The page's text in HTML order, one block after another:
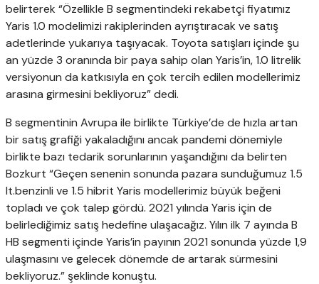
belirterek “Özellikle B segmentindeki rekabetçi fiyatımız
Yaris 1.0 modelimizi rakiplerinden ayrıştıracak ve satış
adetlerinde yukarıya taşıyacak. Toyota satışları içinde şu
an yüzde 3 oranında bir paya sahip olan Yaris’in, 1.0 litrelik
versiyonun da katkısıyla en çok tercih edilen modellerimiz
arasına girmesini bekliyoruz” dedi.
B segmentinin Avrupa ile birlikte Türkiye’de de hızla artan
bir satış grafiği yakaladığını ancak pandemi dönemiyle
birlikte bazı tedarik sorunlarının yaşandığını da belirten
Bozkurt “Geçen senenin sonunda pazara sunduğumuz 1.5
lt.benzinli ve 1.5 hibrit Yaris modellerimiz büyük beğeni
topladı ve çok talep gördü. 2021 yılında Yaris için de
belirlediğimiz satış hedefine ulaşacağız. Yılın ilk 7 ayında B
HB segmenti içinde Yaris’in payının 2021 sonunda yüzde 1,9
ulaşmasını ve gelecek dönemde de artarak sürmesini
bekliyoruz.” şeklinde konuştu.